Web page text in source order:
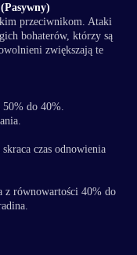
przeciwnikom. Ataki
bohaterów, którzy są
zwiększają te
do 40%.
czas odnowienia
z równowartości 40% do